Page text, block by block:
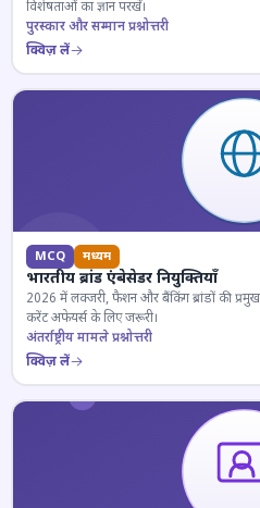
विशेषताओं का ज्ञान परखें।
पुरस्कार और सम्मान प्रश्नोत्तरी
क्विज़ लें
MCQ मध्यम
भारतीय ब्रांड एंबेसेडर नियुक्तियाँ
2026 में लक्जरी, फैशन और बैंकिंग ब्रांडों की
करेंट अफेयर्स के लिए जरूरी।
अंतर्राष्ट्रीय मामले प्रश्नोत्तरी
क्विज़ लें